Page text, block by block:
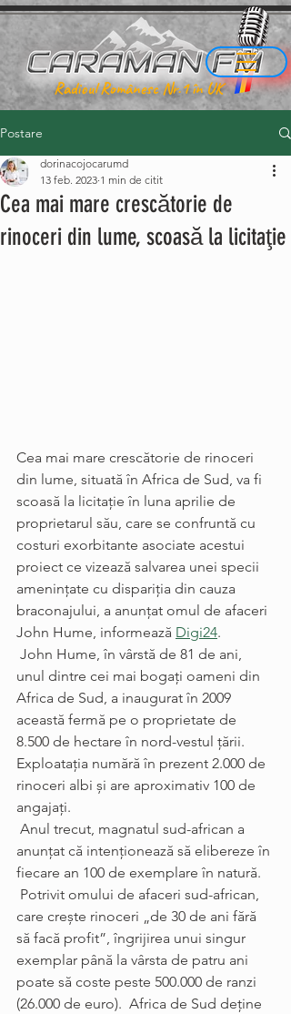
Radioul Românesc Nr.1 în UK
Postare
Cea mai mare crescătorie de
rinoceri din lume, scoasă la licitaţie
dorinacojocarumd
13 feb. 2023 1 min de citit
Cea mai mare crescătorie de rinoceri
din lume, situată în Africa de Sud, va fi
scoasă la licitaţie în luna aprilie de
proprietarul său, care se confruntă cu
costuri exorbitante asociate acestui
proiect ce vizează salvarea unei specii
ameninţate cu dispariţia din cauza
braconajului, a anunţat omul de afaceri
John Hume, informează Digi24.
unul dintre cei mai bogaţi oameni din
Africa de Sud, a inaugurat în 2009
această fermă pe o proprietate de
8.500 de hectare în nord-vestul ţării.
Exploataţia numără în prezent 2.000 de
rinoceri albi şi are aproximativ 100 de
angajaţi.
anunţat că intenţionează să elibereze în
fiecare an 100 de exemplare în natură.
care creşte rinoceri „de 30 de ani fără
să facă profit”, îngrijirea unui singur
exemplar până la vârsta de patru ani
poate să coste peste 500.000 de ranzi
(26.000 de euro).  Africa de Sud deţine